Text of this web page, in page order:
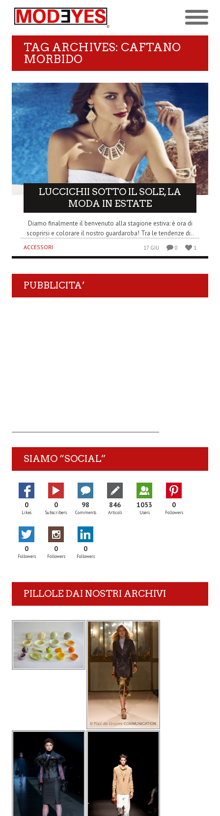
TAG ARCHIVES: CAFTANO
MORBIDO
LUCCICHII SOTTO IL SOLE, LA
MODA IN ESTATE
Diamo finalmente il benvenuto alla stagione estiva: è ora di
scoprirsi e colorare il nostro guardaroba! Tra le tendenze di..
ACCESSORI 17 GIU 0 1
PUBBLICITA’
SIAMO “SOCIAL”
0
Likes
0
Subscribers
98
Comments
846
Articoli
1053
Users
0
Followers
0
Followers
0
Followers
0
Followers
PILLOLE DAI NOSTRI ARCHIVI